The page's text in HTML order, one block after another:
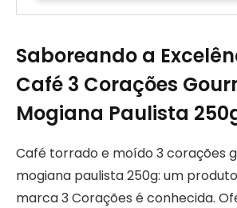
Saboreando a
Café 3 Corações
Mogiana Paulista
Café torrado e moído 3 corações
mogiana paulista 250g: um
marca 3 Corações é conhecida.